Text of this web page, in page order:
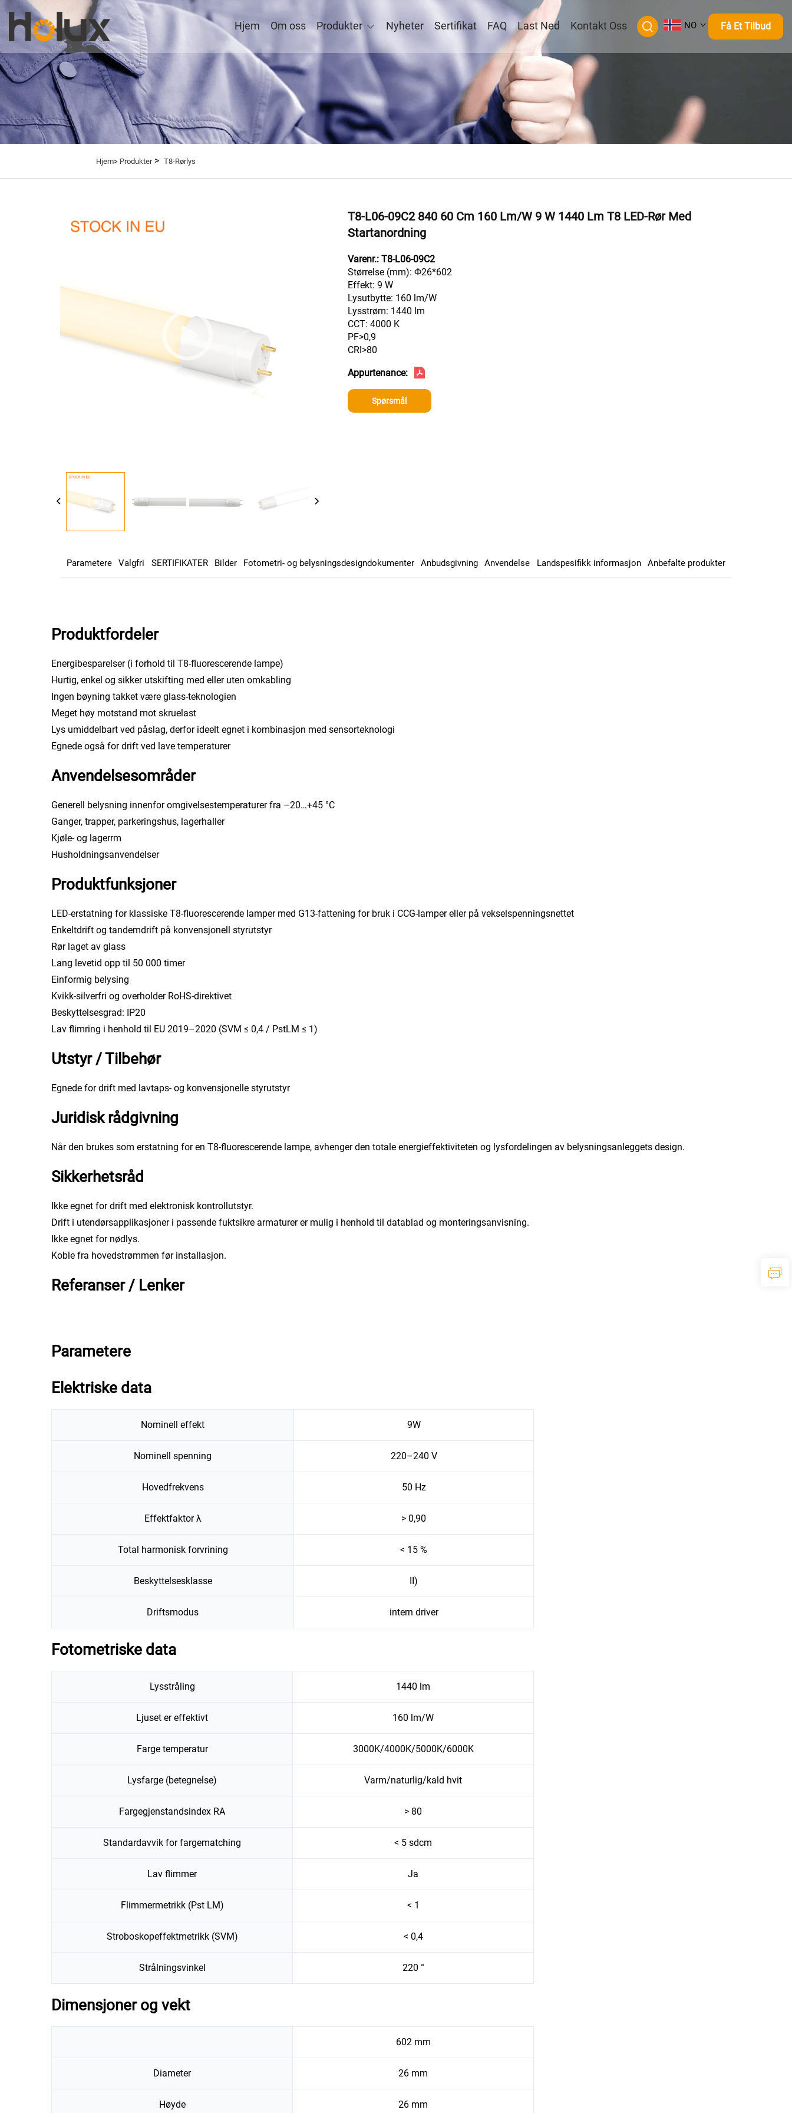
Hjem Om oss Produkter Nyheter Sertifikat FAQ Last Ned Kontakt Oss NO Få Et Tilbud
Hjem> Produkter> T8-Rørlys
T8-L06-09C2 840 60 Cm 160 Lm/W 9 W 1440 Lm T8 LED-Rør Med
Startanordning
Varenr.: T8-L06-09C2
Størrelse (mm): Ф26*602
Effekt: 9 W
Lysutbytte: 160 lm/W
Lysstrøm: 1440 lm
CCT: 4000 K
PF>0,9
CRI>80
Appurtenance:
Spørsmål
Parametere Valgfri SERTIFIKATER Bilder Fotometri- og belysningsdesigndokumenter Anbudsgivning Anvendelse Landspesifikk informasjon Anbefalte produkter
Produktfordeler
Energibesparelser (i forhold til T8-fluorescerende lampe)
Hurtig, enkel og sikker utskifting med eller uten omkabling
Ingen bøyning takket være glass-teknologien
Meget høy motstand mot skruelast
Lys umiddelbart ved påslag, derfor ideelt egnet i kombinasjon med sensorteknologi
Egnede også for drift ved lave temperaturer
Anvendelsesområder
Generell belysning innenfor omgivelsestemperaturer fra –20…+45 °C
Ganger, trapper, parkeringshus, lagerhaller
Kjøle- og lagerrm
Husholdningsanvendelser
Produktfunksjoner
LED-erstatning for klassiske T8-fluorescerende lamper med G13-fattening for bruk i CCG-lamper eller på vekselspenningsnettet
Enkeltdrift og tandemdrift på konvensjonell styrutstyr
Rør laget av glass
Lang levetid opp til 50 000 timer
Einformig belysing
Kvikk-silverfri og overholder RoHS-direktivet
Beskyttelsesgrad: IP20
Lav flimring i henhold til EU 2019–2020 (SVM ≤ 0,4 / PstLM ≤ 1)
Utstyr / Tilbehør
Egnede for drift med lavtaps- og konvensjonelle styrutstyr
Juridisk rådgivning
Når den brukes som erstatning for en T8-fluorescerende lampe, avhenger den totale energieffektiviteten og lysfordelingen av belysningsanleggets design.
Sikkerhetsråd
Ikke egnet for drift med elektronisk kontrollutstyr.
Drift i utendørsapplikasjoner i passende fuktsikre armaturer er mulig i henhold til datablad og monteringsanvisning.
Ikke egnet for nødlys.
Koble fra hovedstrømmen før installasjon.
Referanser / Lenker
Parametere
Elektriske data
Nominell effekt 9W
Nominell spenning 220–240 V
Hovedfrekvens 50 Hz
Effektfaktor λ > 0,90
Total harmonisk forvrining < 15 %
Beskyttelsesklasse II)
Driftsmodus intern driver
Fotometriske data
Lysstråling 1440 lm
Ljuset er effektivt 160 lm/W
Farge temperatur 3000K/4000K/5000K/6000K
Lysfarge (betegnelse) Varm/naturlig/kald hvit
Fargegjenstandsindex RA > 80
Standardavvik for fargematching < 5 sdcm
Lav flimmer Ja
Flimmermetrikk (Pst LM) < 1
Stroboskopeffektmetrikk (SVM) < 0,4
Strålningsvinkel 220 °
Dimensjoner og vekt
602 mm
Diameter 26 mm
Høyde 26 mm